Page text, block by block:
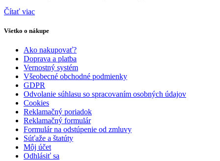
Čítať viac
Všetko o nákupe
Ako nakupovať?
Doprava a platba
Vernostný systém
Všeobecné obchodné podmienky
GDPR
Odvolanie súhlasu so spracovaním osobných údajov
Cookies
Reklamačný poriadok
Reklamačný formulár
Formulár na odstúpenie od zmluvy
Súťaže a štatúty
Môj účet
Odhlásiť sa